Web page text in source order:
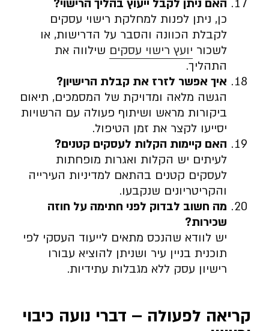
האם ניתן לקבל ייעוץ בהליך הרישוי?
כן, ניתן לפנות למחלקת רישוי עסקים
לקבלת הכוונה והסבר על הדרישות, או
לשכור יועץ רישוי עסקים שילווה את
התהליך.
איך אפשר לזרז את קבלת הרישיון?
הגשה מלאה ומדויקת של המסמכים, תיאום
ביקורות מראש ושיתוף פעולה עם הרשויות
יסייעו לקצר את זמן הטיפול.
האם קיימות הקלות לעסקים קטנים?
לעיתים יש הקלות ואגרות מופחתות
לעסקים קטנים בהתאם למדיניות העירייה
והקריטריונים שנקבעו.
מה חשוב לבדוק לפני חתימה על חוזה
שכירות?
יש לוודא שהנכס מתאים לייעוד העסקי לפי
תוכנית בניין עיר ושניתן להוציא עבורו
רישיון עסק ללא מגבלות עתידיות.
קריאה לפעולה – דברי נועה כיבוי